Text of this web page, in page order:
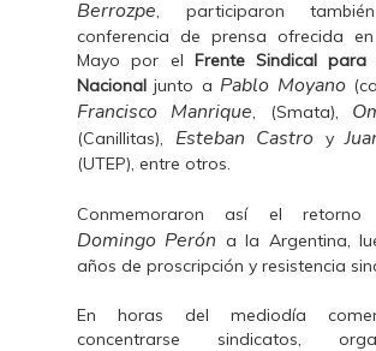
Berrozpe, participaron
conferencia de prensa ofrecida
Mayo por el Frente Sindical para
Nacional junto a Pablo Moyano
Francisco Manrique, (Smata),
(Canillitas), Esteban Castro y
(UTEP), entre otros.
Conmemoraron así el
Domingo Perón a la Argentina,
años de proscripción y resistencia
En horas del mediodía
concentrarse sindicatos,